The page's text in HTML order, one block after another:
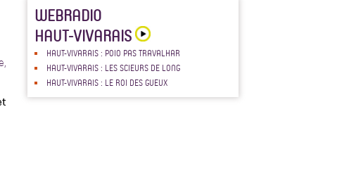
WEBRADIO
HAUT-VIVARAIS
HAUT-VIVARAIS : POIO PAS TRAVALHAR
HAUT-VIVARAIS : LES SCIEURS DE LONG
HAUT-VIVARAIS : LE ROI DES GUEUX